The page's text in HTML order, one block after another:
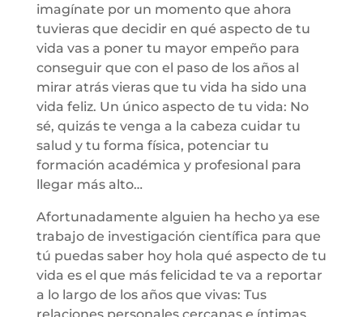
imagínate por un momento que ahora
tuvieras que decidir en qué aspecto de tu
vida vas a poner tu mayor empeño para
conseguir que con el paso de los años al
mirar atrás vieras que tu vida ha sido una
vida feliz. Un único aspecto de tu vida: No
sé, quizás te venga a la cabeza cuidar tu
salud y tu forma física, potenciar tu
formación académica y profesional para
llegar más alto…
Afortunadamente alguien ha hecho ya ese
trabajo de investigación científica para que
tú puedas saber hoy hola qué aspecto de tu
vida es el que más felicidad te va a reportar
a lo largo de los años que vivas: Tus